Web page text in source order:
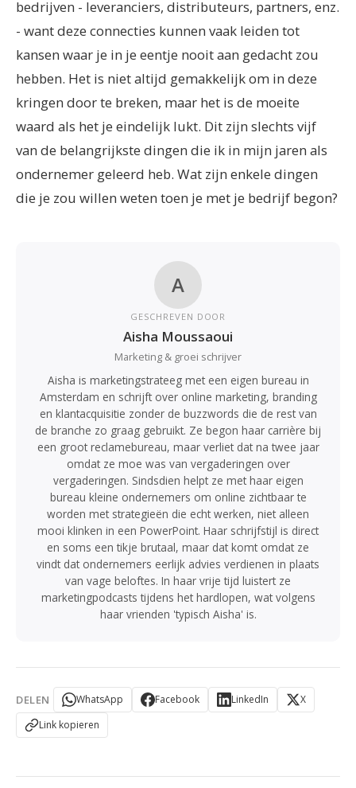
bedrijven - leveranciers, distributeurs, partners, enz.
- want deze connecties kunnen vaak leiden tot
kansen waar je in je eentje nooit aan gedacht zou
hebben. Het is niet altijd gemakkelijk om in deze
kringen door te breken, maar het is de moeite
waard als het je eindelijk lukt. Dit zijn slechts vijf
van de belangrijkste dingen die ik in mijn jaren als
ondernemer geleerd heb. Wat zijn enkele dingen
die je zou willen weten toen je met je bedrijf begon?
A
GESCHREVEN DOOR
Aisha Moussaoui
Marketing & groei schrijver
Aisha is marketingstrateeg met een eigen bureau in
Amsterdam en schrijft over online marketing, branding
en klantacquisitie zonder de buzzwords die de rest van
de branche zo graag gebruikt. Ze begon haar carrière bij
een groot reclamebureau, maar verliet dat na twee jaar
omdat ze moe was van vergaderingen over
vergaderingen. Sindsdien helpt ze met haar eigen
bureau kleine ondernemers om online zichtbaar te
worden met strategieën die echt werken, niet alleen
mooi klinken in een PowerPoint. Haar schrijfstijl is direct
en soms een tikje brutaal, maar dat komt omdat ze
vindt dat ondernemers eerlijk advies verdienen in plaats
van vage beloftes. In haar vrije tijd luistert ze
marketingpodcasts tijdens het hardlopen, wat volgens
haar vrienden 'typisch Aisha' is.
DELEN WhatsApp Facebook LinkedIn
X
Link kopieren